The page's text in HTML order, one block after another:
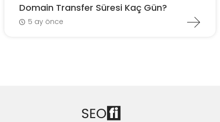
Domain Transfer Süresi Kaç Gün?
5 ay önce